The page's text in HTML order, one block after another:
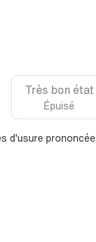
Très bon état
Épuisé
d'usure